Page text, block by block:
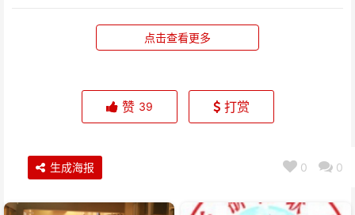
点击查看更多
赞 39 打赏
0 0
生成海报